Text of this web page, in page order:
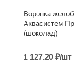
Воронка
Аквасистем
(шоколад)
1 127.20 ₽/шт